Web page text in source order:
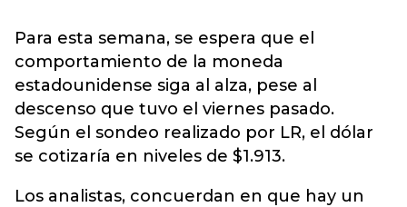
Para esta semana, se espera que el
comportamiento de la moneda
estadounidense siga al alza, pese al
descenso que tuvo el viernes pasado.
Según el sondeo realizado por LR, el dólar
se cotizaría en niveles de $1.913.
Los analistas, concuerdan en que hay un